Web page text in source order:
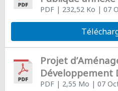
PDF| 232,52 Ko | 07
Projet
Développement
PDF| 2,55 Mo | 07